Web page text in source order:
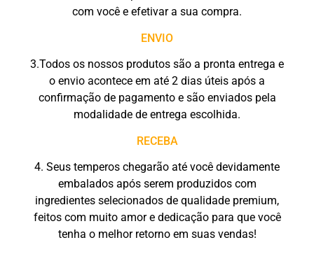
com você e efetivar a sua compra.
ENVIO
3.Todos os nossos produtos são a pronta entrega e
o envio acontece em até 2 dias úteis após a
confirmação de pagamento e são enviados pela
modalidade de entrega escolhida.
RECEBA
4. Seus temperos chegarão até você devidamente
embalados após serem produzidos com
ingredientes selecionados de qualidade premium,
feitos com muito amor e dedicação para que você
tenha o melhor retorno em suas vendas!